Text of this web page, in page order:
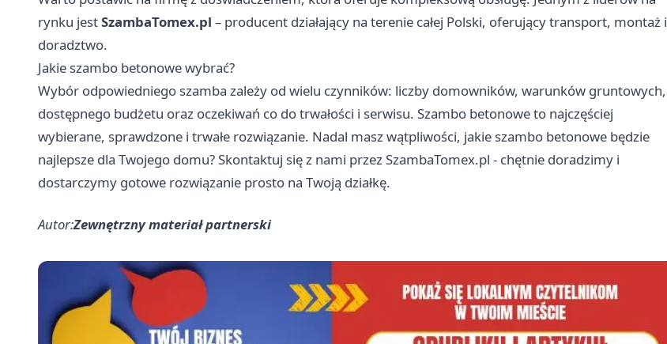
rynku jestSzambaTomex.pl – producent działający na terenie całej Polski, oferujący transport, montaż i
doradztwo.
Jakie szambo betonowe wybrać?
Wybór odpowiedniego szamba zależy od wielu czynników: liczby domowników, warunków gruntowych,
dostępnego budżetu oraz oczekiwań co do trwałości i serwisu. Szambo betonowe to najczęściej
wybierane, sprawdzone i trwałe rozwiązanie. Nadal masz wątpliwości, jakie szambo betonowe będzie
najlepsze dla Twojego domu? Skontaktuj się z nami przez SzambaTomex.pl - chętnie doradzimy i
dostarczymy gotowe rozwiązanie prosto na Twoją działkę.
Autor:Zewnętrzny materiał partnerski